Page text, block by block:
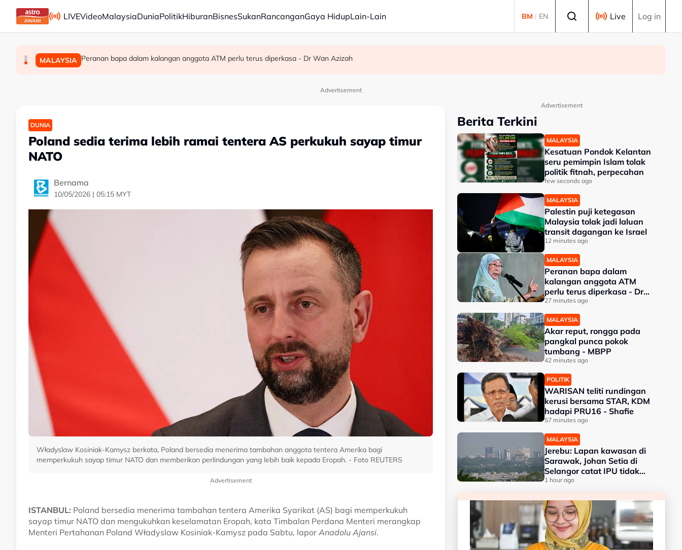
Skip to main content
LIVEVideoMalaysiaDuniaPolitikHiburanBisnesSukanRancanganGaya HidupLain-Lain BM | EN Live Log in
MALAYSIA Kesatuan Pondok Kelantan seru pemimpin Islam tolak politik fitnah, perpecahan
MALAYSIA Palestin puji ketegasan Malaysia tolak jadi laluan transit dagangan ke Israel
MALAYSIA Peranan bapa dalam kalangan anggota ATM perlu terus diperkasa - Dr Wan Azizah
Advertisement
DUNIA
Poland sedia terima lebih ramai tentera AS perkukuh sayap timur
NATO
Bernama
10/05/2026 | 05:15 MYT
Władyslaw Kosiniak-Kamysz berkata, Poland bersedia menerima tambahan anggota tentera Amerika bagi
memperkukuh sayap timur NATO dan memberikan perlindungan yang lebih baik kepada Eropah. - Foto REUTERS
Advertisement
ISTANBUL: Poland bersedia menerima tambahan tentera Amerika Syarikat (AS) bagi memperkukuh
sayap timur NATO dan mengukuhkan keselamatan Eropah, kata Timbalan Perdana Menteri merangkap
Menteri Pertahanan Poland Władyslaw Kosiniak-Kamysz pada Sabtu, lapor Anadolu Ajansi.
Advertisement
Berita Terkini
MALAYSIA
Kesatuan Pondok Kelantan
seru pemimpin Islam tolak
politik fitnah, perpecahan
few seconds ago
MALAYSIA
Palestin puji ketegasan
Malaysia tolak jadi laluan
transit dagangan ke Israel
12 minutes ago
MALAYSIA
Peranan bapa dalam
kalangan anggota ATM
perlu terus diperkasa - Dr
Wan Azizah
27 minutes ago
MALAYSIA
Akar reput, rongga pada
pangkal punca pokok
tumbang - MBPP
42 minutes ago
POLITIK
WARISAN teliti rundingan
kerusi bersama STAR, KDM
hadapi PRU16 - Shafie
57 minutes ago
MALAYSIA
Jerebu: Lapan kawasan di
Sarawak, Johan Setia di
Selangor catat IPU tidak
sihat
1 hour ago